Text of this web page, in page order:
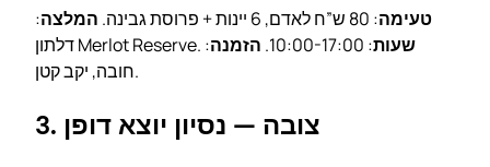
טעימה: 80 ש”ח לאדם, 6 יינות + פרוסת גבינה. המלצה:
דלתון Merlot Reserve.
שעות: 10:00-17:00. הזמנה:
חובה, יקב קטן.
3. צובה — נסיון יוצא דופן